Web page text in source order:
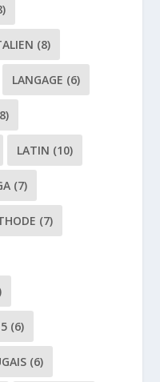
(8)
LANGAGE (6)
LATIN (10)
(7)
(7)
(6)
(6)